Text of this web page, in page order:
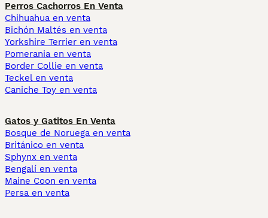
Perros Cachorros En Venta
Chihuahua en venta
Bichón Maltés en venta
Yorkshire Terrier en venta
Pomerania en venta
Border Collie en venta
Teckel en venta
Caniche Toy en venta
Gatos y Gatitos En Venta
Bosque de Noruega en venta
Británico en venta
Sphynx en venta
Bengalí en venta
Maine Coon en venta
Persa en venta